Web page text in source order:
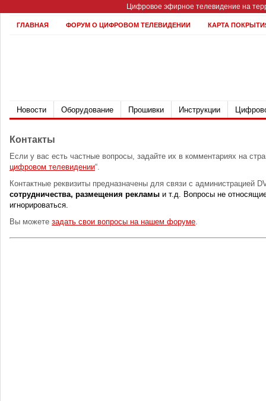
Цифровое эфирное телевидение на
ГЛАВНАЯ ФОРУМ О ЦИФРОВОМ ТЕЛЕВИДЕНИИ КАРТА
Новости Оборудование Прошивки Инструкции
Контакты
Если у вас есть частные вопросы, задайте их в комментариях на
цифровом телевидении“.
Контактные реквизиты предназначены для связи с администрацией
сотрудничества, размещения рекламы и т.д. Вопросы не
игнорироваться.
Вы можете задать свои вопросы на нашем форуме.